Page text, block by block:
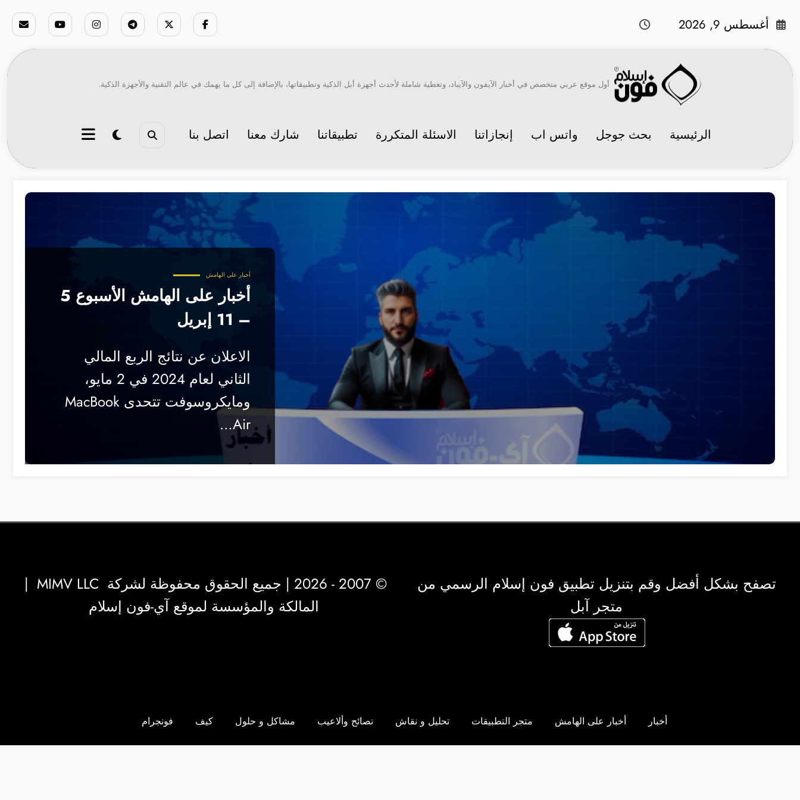
أغسطس 9, 2026
أول موقع عربي متخصص في أخبار الآيفون والآيباد، وتغطية شاملة لأحدث أجهزة أبل الذكية وتطبيقاتها، بالإضافة إلى كل ما يهمك في عالم التقنية والأجهزة الذكية.
الرئيسية بحث جوجل واتس اب إنجازاتنا الاسئلة المتكررة تطبيقاتنا شارك معنا اتصل بنا
أخبار على الهامش
أخبار على الهامش الأسبوع 5
– 11 إبريل
الاعلان عن نتائج الربع المالي
الثاني لعام 2024 في 2 مايو،
ومايكروسوفت تتحدى MacBook
Air…
تصفح بشكل أفضل وقم بتنزيل تطبيق فون إسلام الرسمي من
متجر آبل
© 2007 - 2026 | جميع الحقوق محفوظة لشركة MIMV LLC
|
المالكة والمؤسسة لموقع آي-فون إسلام
أخبار أخبار على الهامش متجر التطبيقات تحليل و نقاش نصائح وألاعيب مشاكل و حلول كيف فونجرام